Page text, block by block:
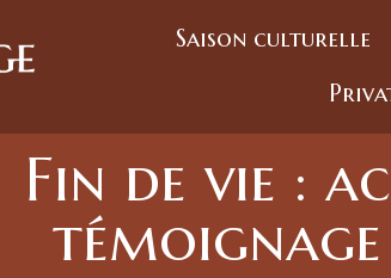
Saison culturelle
Fin de vie :